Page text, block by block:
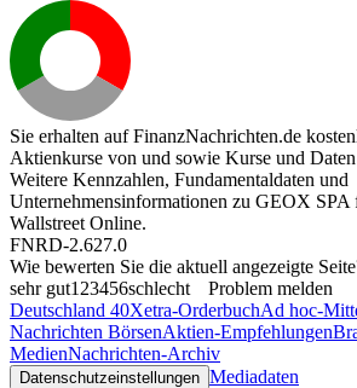
Sie erhalten auf FinanzNachrichten.de
Aktienkurse von und sowie Kurse und
Weitere Kennzahlen, Fundamentaldaten und
Unternehmensinformationen zu GEOX SPA
Wallstreet Online.
FNRD-2.627.0
Wie bewerten Sie die aktuell angezeigte
sehr gut1 23456schlecht
Problem melden
Deutschland 40Xetra-OrderbuchAd hoc-
Nachrichten BörsenAktien-Empfehlungen
MedienNachrichten-Archiv
Datenschutzeinstellungen Mediadaten